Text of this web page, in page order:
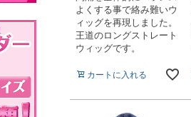
よくする事で絡み難いウ
ィッグを再現しました。
王道のロングストレート
ウィッグです。
カートに入れる